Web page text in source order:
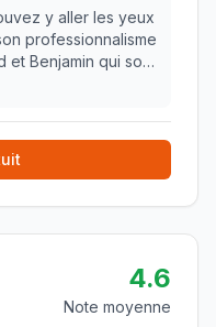
y aller les yeux
professionnalisme
et Benjamin qui sont
avons fait
4.6
Note moyenne